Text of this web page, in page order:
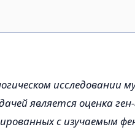
исследовании
является оценка
с изучаемым